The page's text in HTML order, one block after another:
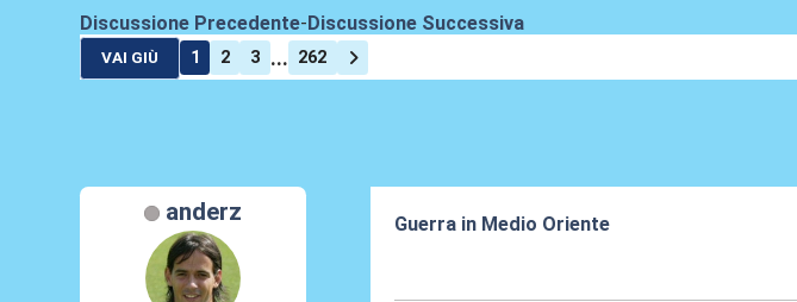
Discussione Precedente- Discussione Successiva
VAI GIÙ 1 2 3 ... 262
anderz
Guerra in Medio Oriente